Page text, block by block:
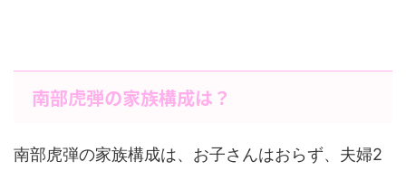
南部虎弾の家族構成は？
南部虎弾の家族構成は、お子さんはおらず、夫婦2